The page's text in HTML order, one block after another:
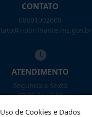
Uso de Cookies e Dados
CONTATO
08001002609
ATENDIMENTO
Segunda a Sexta
07:00 às 13:00